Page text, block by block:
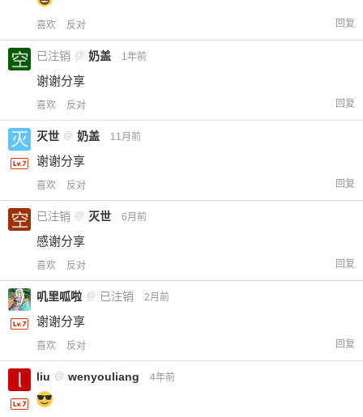
喜欢 反对 回复
已注销 @ 奶盖 1年前
谢谢分享
喜欢 反对 回复
灭世 @ 奶盖 11月前
谢谢分享
喜欢 反对 回复
已注销 @ 灭世 6月前
感谢分享
喜欢 反对 回复
叽里呱啦 @ 已注销 2月前
谢谢分享
喜欢 反对 回复
liu @ wenyouliang 4年前